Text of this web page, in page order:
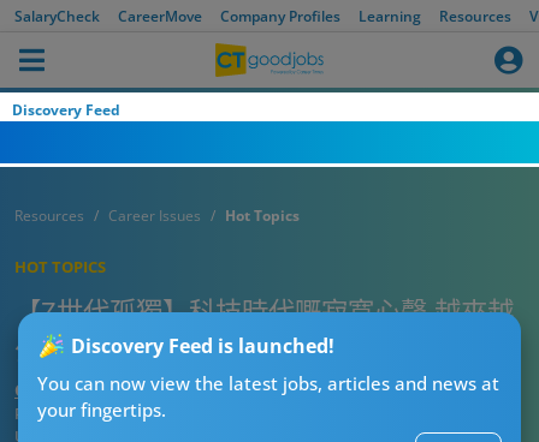
SalaryCheck CareerMove Company Profiles Learning Resources
Discovery Feed
Discovery Feed is launched!
You can now view the latest jobs, articles and news at
your fingertips.
Resources Career Issues Hot Topics
HOT TOPICS
【Z世代孤獨】科技時代嘅寂寞心聲 越來越
少社交、越遲結婚？
CT熱話管理員
Published:2026-04-02 19:15
Updated: